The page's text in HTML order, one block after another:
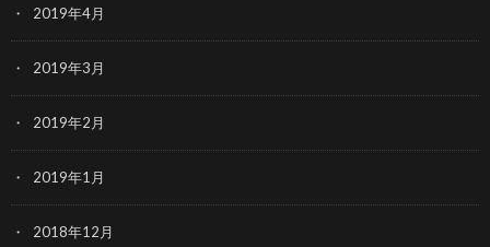
2019年4月
2019年3月
2019年2月
2019年1月
2018年12月